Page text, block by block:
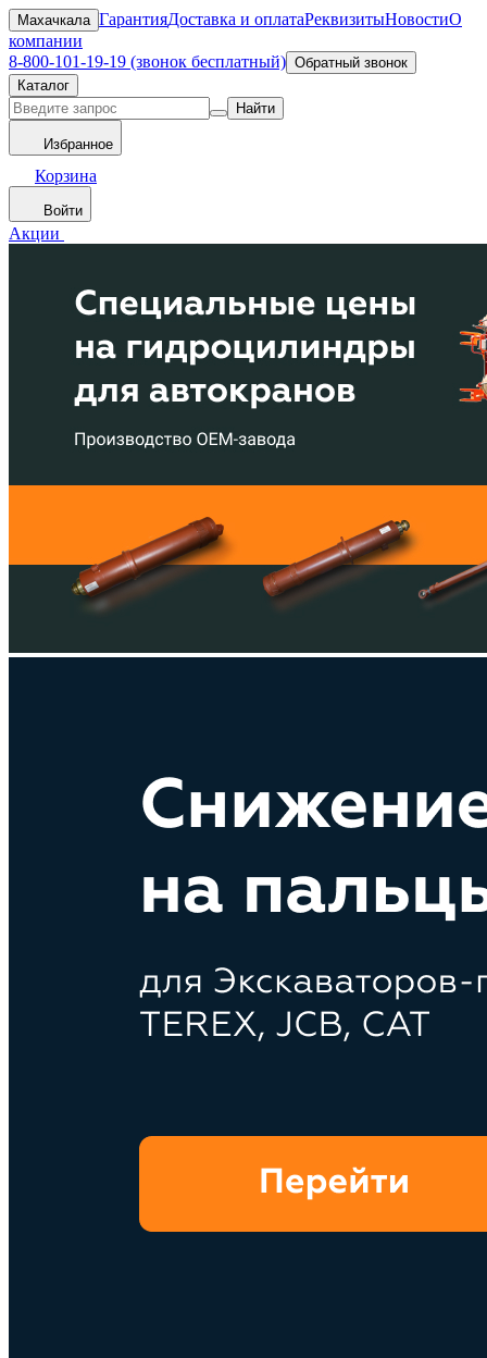
Махачкала ГарантияДоставка и оплатаРеквизитыНовостиО
компании
8-800-101-19-19 (звонок бесплатный) Обратный звонок
Каталог
Найти
Избранное
Корзина
Войти
Акции